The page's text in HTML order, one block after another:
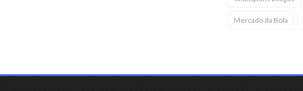
Mercado da Bola